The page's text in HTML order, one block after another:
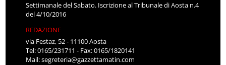
Settimanale del Sabato. Iscrizione al Tribunale di Aosta n.4
del 4/10/2016
REDAZIONE
via Festaz, 52 - 11100 Aosta
Tel: 0165/231711 - Fax: 0165/1820141
Mail:segreteria@gazzettamatin.com